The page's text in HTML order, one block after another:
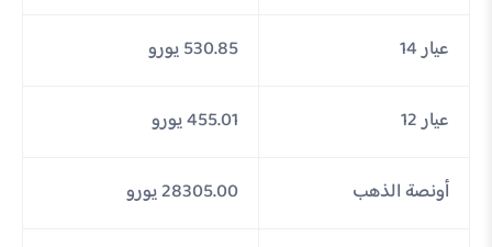
عيار 14 530.85 يورو
عيار 12 455.01 يورو
أونصة الذهب 28305.00 يورو